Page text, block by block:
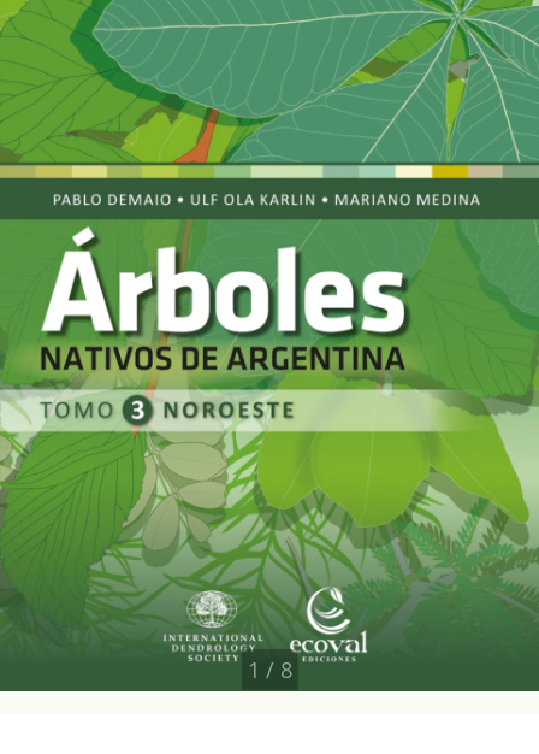
1 / 8